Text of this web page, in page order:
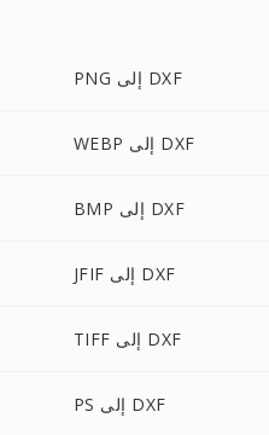
PNG إلى DXF
WEBP إلى DXF
BMP إلى DXF
JFIF إلى DXF
TIFF إلى DXF
PS إلى DXF